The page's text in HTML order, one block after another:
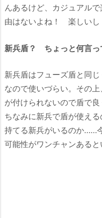
んあるけど、カジュアル
由はないよね！ 楽しいし
新兵盾？ ちょっと何言っ
新兵盾はフューズ盾と同
なので使いづらい。その
が付けられないので盾で良
ちなみに新兵で盾が使え
持てる新兵がいるのか……
可能性がワンチャンあると